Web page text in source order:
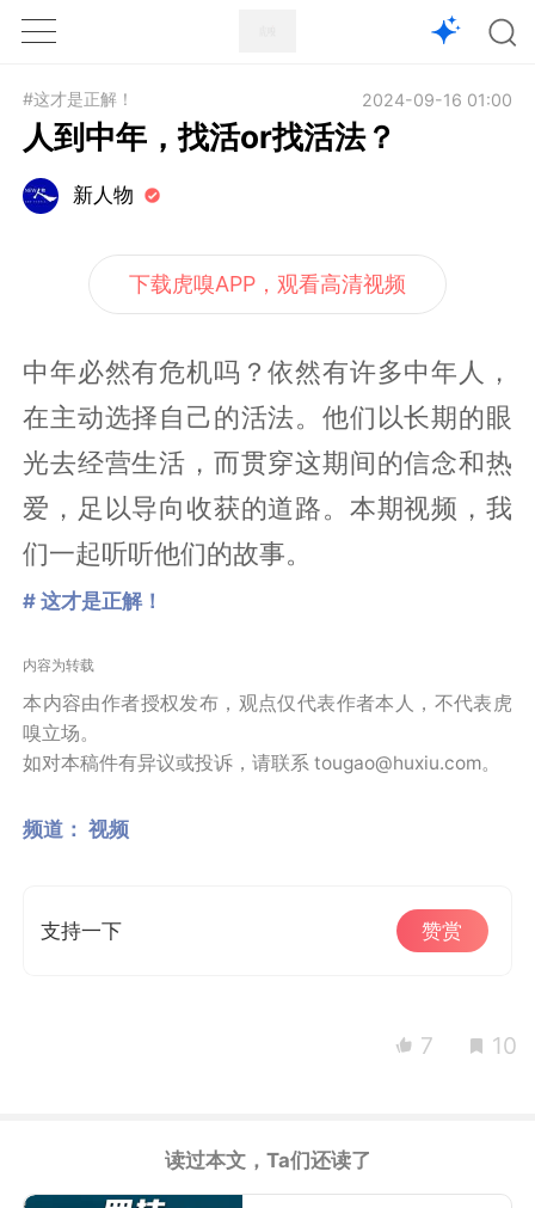
1X
#这才是正解！ 2024-09-16 01:00
人到中年，找活or找活法？
新人物
下载虎嗅APP，观看高清视频
中年必然有危机吗？依然有许多中年人，
在主动选择自己的活法。他们以长期的眼
光去经营生活，而贯穿这期间的信念和热
爱，足以导向收获的道路。本期视频，我
们一起听听他们的故事。
# 这才是正解！
内容为转载
本内容由作者授权发布，观点仅代表作者本人，不代表虎
嗅立场。
如对本稿件有异议或投诉，请联系 tougao@huxiu.com。
频道： 视频
支持一下 赞赏
7 10
读过本文，Ta们还读了